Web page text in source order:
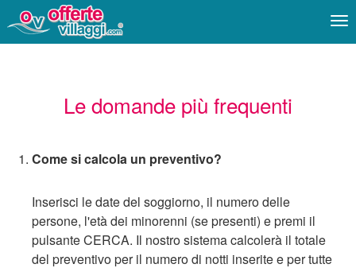
Le domande più frequenti
Come si calcola un preventivo?
Inserisci le date del soggiorno, il numero delle
persone, l'età dei minorenni (se presenti) e premi il
pulsante CERCA. Il nostro sistema calcolerà il totale
del preventivo per il numero di notti inserite e per tutte